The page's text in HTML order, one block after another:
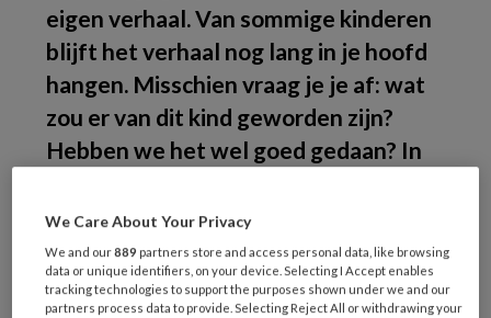
eigen verhaal. Van sommige kinderen
blijft het verhaal nog lang in je hoofd
hangen. Misschien vraag je je af: wat
zou er van dit kind geworden zijn?
Hebben we het wel goed gedaan? In
(niet zijn echte naam).
Toen
We Care About Your Privacy
We and our889 partners store and access personal data, like browsing
data or unique identifiers, on your device. Selecting I Accept enables
tracking technologies to support the purposes shown under we and our
partners process data to provide. Selecting Reject All or withdrawing your